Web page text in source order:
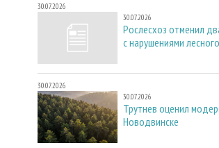
30.07.2026
30.07.2026
Рослесхоз отменил
с нарушениями
30.07.2026
30.07.2026
Трутнев оценил
Новодвинске